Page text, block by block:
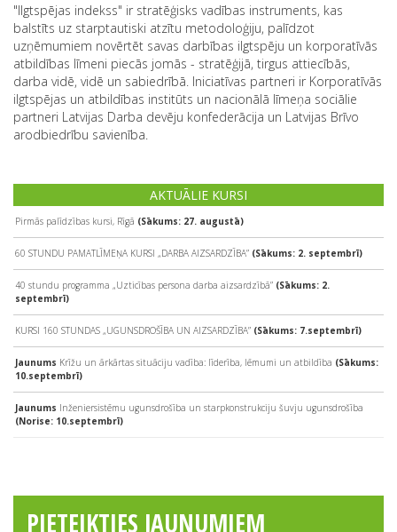
"Ilgtspējas indekss" ir stratēģisks vadības instruments, kas
balstīts uz starptautiski atzītu metodoloģiju, palīdzot
uzņēmumiem novērtēt savas darbības ilgtspēju un korporatīvās
atbildības līmeni piecās jomās - stratēģijā, tirgus attiecībās,
darba vidē, vidē un sabiedrībā. Iniciatīvas partneri ir Korporatīvās
ilgtspējas un atbildības institūts un nacionālā līmeņa sociālie
partneri Latvijas Darba devēju konfederācija un Latvijas Brīvo
arodbiedrību savienība.
AKTUĀLIE KURSI
Pirmās palīdzības kursi, Rīgā (Sākums: 27. augustā)
60 STUNDU PAMATLĪMEŅA KURSI „DARBA AIZSARDZĪBA” (Sākums: 2. septembrī)
40 stundu programma „Uzticības persona darba aizsardzībā” (Sākums: 2.
septembrī)
KURSI 160 STUNDAS „UGUNSDROŠĪBA UN AIZSARDZĪBA” (Sākums: 7.septembrī)
Jaunums Krīžu un ārkārtas situāciju vadība: līderība, lēmumi un atbildība (Sākums:
10.septembrī)
Jaunums Inženiersistēmu ugunsdrošība un starpkonstrukciju šuvju ugunsdrošība
(Norise: 10.septembrī)
PIETEIKTIES JAUNUMIEM